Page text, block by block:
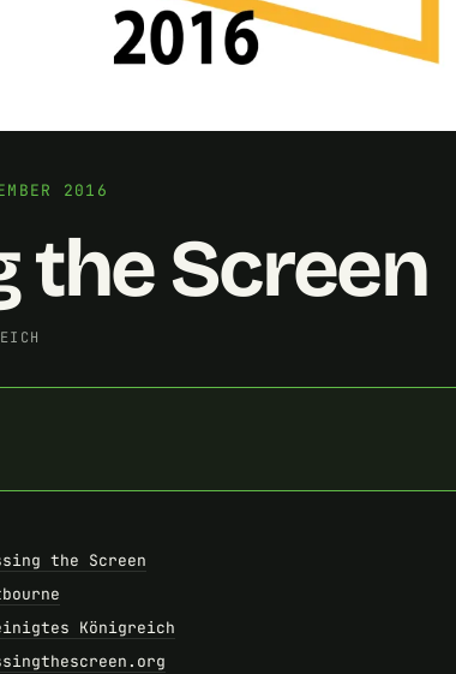
2016
the Screen
the Screen
Königreich